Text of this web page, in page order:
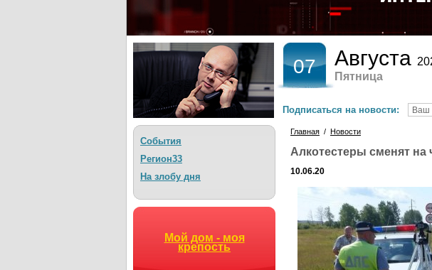
Подписаться на новости:
События
Регион33
На злобу дня
Мой дом - моя
крепость
07 Августа
Пятница
Главная / Новости
Алкотестеры сменят на
10.06.20